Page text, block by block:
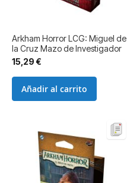
Arkham Horror LCG: Miguel de
la Cruz Mazo de Investigador
15,29 €
Añadir al carrito